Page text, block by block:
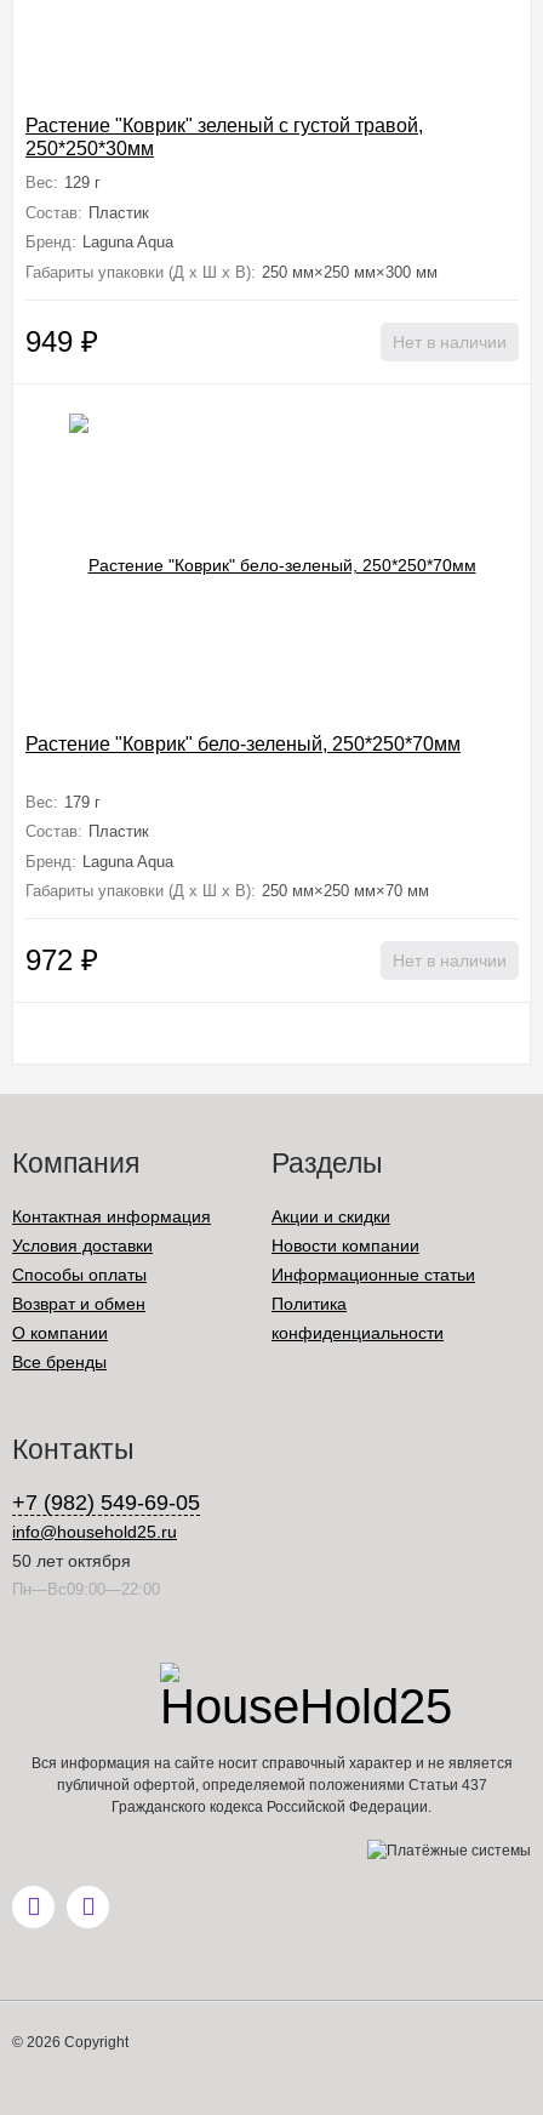
Растение "Коврик" зеленый с густой травой,
250*250*30мм
Вес: 129 г
Состав: Пластик
Бренд: Laguna Aqua
Габариты упаковки (Д х Ш х В): 250 мм×250 мм×300 мм
949 ₽ Нет в наличии
Растение "Коврик" бело-зеленый, 250*250*70мм
Вес: 179 г
Состав: Пластик
Бренд: Laguna Aqua
Габариты упаковки (Д х Ш х В): 250 мм×250 мм×70 мм
972 ₽ Нет в наличии
Компания
Контактная информация
Условия доставки
Способы оплаты
Возврат и обмен
О компании
Все бренды
Разделы
Акции и скидки
Новости компании
Информационные статьи
Политика
конфиденциальности
Контакты
+7 (982) 549-69-05
info@household25.ru
50 лет октября
Пн—Вс09:00—22:00
Вся информация на сайте носит справочный характер и не является
публичной офертой, определяемой положениями Статьи 437
Гражданского кодекса Российской Федерации.
© 2026 Copyright